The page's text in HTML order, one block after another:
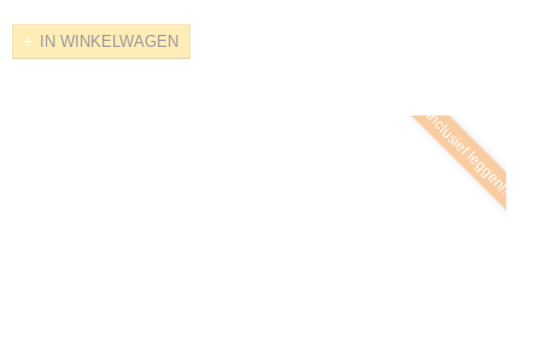
IN WINKELWAGEN
Inclusief leggen!!